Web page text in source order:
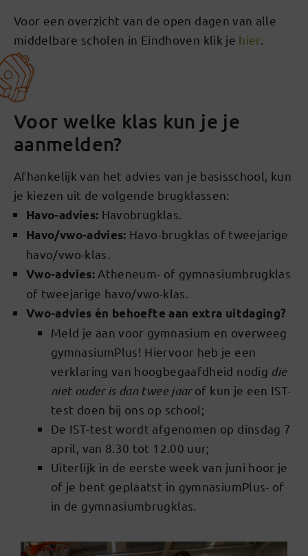
Voor een overzicht van de open dagen van alle
middelbare scholen in Eindhoven klik je hier
Voor welke klas kun je je
aanmelden?
Afhankelijk van het advies van je basisschool, kun
je kiezen uit de volgende brugklassen:
Havo-advies: Havobrugklas.
Havo/vwo-advies: Havo-brugklas of tweejarige
havo/vwo-klas.
Vwo-advies:Atheneum- of gymnasiumbrugklas
of tweejarige havo/vwo-klas.
Vwo-advies én behoefte aan extra uitdaging?
Meld je aan voor gymnasium en overweeg
gymnasiumPlus! Hiervoor heb je een
verklaring van hoogbegaafdheid nodig die
niet ouder is dan twee jaarof kun je een IST-
test doen bij ons op school;
De IST-test wordt afgenomen op dinsdag 7
april, van 8.30 tot 12.00 uur;
Uiterlijk in de eerste week van juni hoor je
of je bent geplaatst in gymnasiumPlus- of
in de gymnasiumbrugklas.